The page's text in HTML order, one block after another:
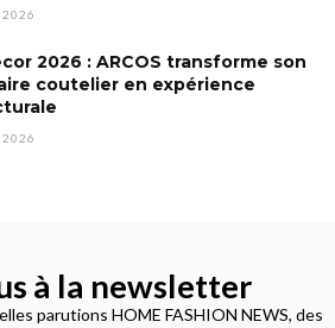
2026 : ARCOS transforme son
coutelier en expérience
à la newsletter
parutions HOME FASHION NEWS, des